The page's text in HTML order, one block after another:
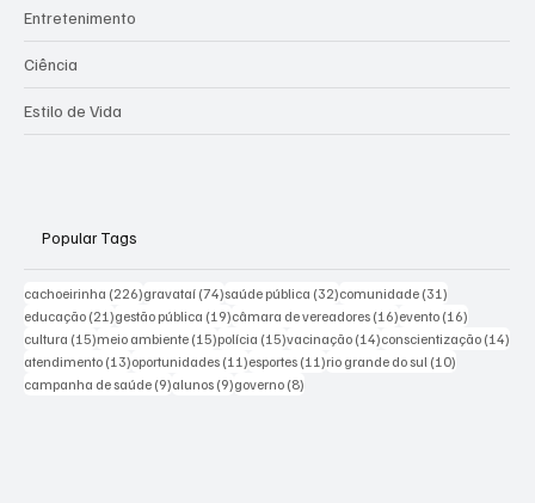
Entretenimento
Ciência
Estilo de Vida
Popular Tags
cachoeirinha (226)226 posts
gravataí (74)74 posts
saúde pública (32)32 posts
comunidade (31)
educação (21)21 posts
gestão pública (19)19 posts
câmara de vereadores (16)16 posts
evento (16)
cultura (15)15 posts
meio ambiente (15)15 posts
polícia (15)15 posts
vacinação (14)14 posts
conscientização (14)
atendimento (13)13 posts
oportunidades (11)11 posts
esportes (11)11 posts
rio grande do sul (10)
campanha de saúde (9)9 posts
alunos (9)9 posts
governo (8)